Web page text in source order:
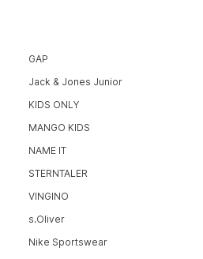
GAP
Jack & Jones Junior
KIDS ONLY
MANGO KIDS
NAME IT
STERNTALER
VINGINO
s.Oliver
Nike Sportswear